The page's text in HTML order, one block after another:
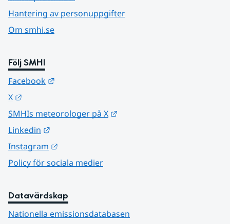
Hantering av personuppgifter
Om smhi.se
Följ SMHI
Facebook
X
SMHIs meteorologer på X
Linkedin
Instagram
Policy för sociala medier
Datavärdskap
Nationella emissionsdatabasen